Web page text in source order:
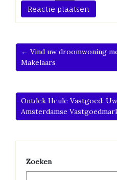
← Vind uw droomwoning
Makelaars
Ontdek Heule Vastgoed:
Amsterdamse
Zoeken